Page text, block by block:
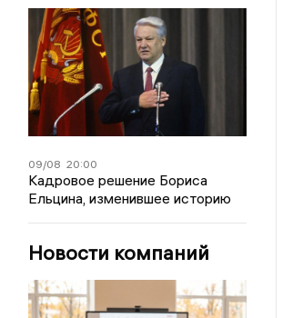
09/08 20:00
Кадровое решение Бориса
Ельцина, изменившее историю
Новости компаний